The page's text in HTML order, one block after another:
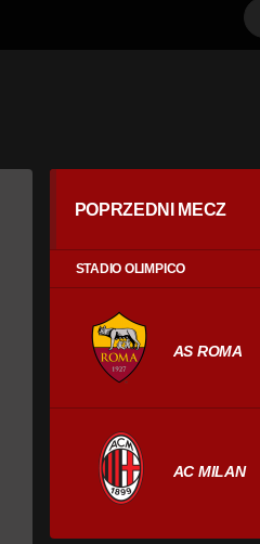
POPRZEDNI MECZ
STADIO OLIMPICO
AS ROMA
AC MILAN